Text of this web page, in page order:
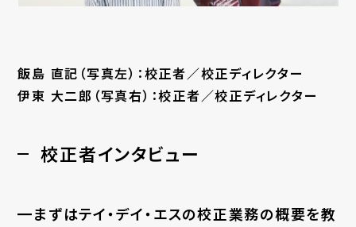
飯島 直記（写真左）：校正者／校正ディレクター
伊東 大二郎（写真右）：校正者／校正ディレクター
校正者インタビュー
━まずはテイ・デイ・エスの校正業務の概要を教